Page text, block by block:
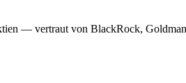
— vertraut von BlackRock,